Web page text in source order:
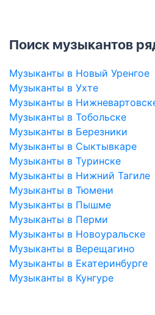
Поиск музыкантов
Музыканты в Новый Уренгое
Музыканты в Ухте
Музыканты в
Музыканты в Тобольске
Музыканты в Березники
Музыканты в Сыктывкаре
Музыканты в Туринске
Музыканты в Нижний Тагиле
Музыканты в Тюмени
Музыканты в Пышме
Музыканты в Перми
Музыканты в Новоуральске
Музыканты в Верещагино
Музыканты в Екатеринбурге
Музыканты в Кунгуре